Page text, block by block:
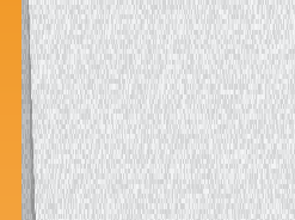
Saiba mais
Ver todos
Educação